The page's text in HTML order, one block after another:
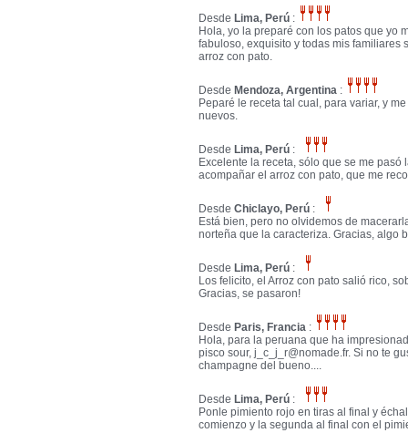
Desde Lima, Perú :
Hola, yo la preparé con los patos que yo
fabuloso, exquisito y todas mis familiares
arroz con pato.
Desde Mendoza, Argentina :
Peparé le receta tal cual, para variar, y
nuevos.
Desde Lima, Perú :
Excelente la receta, sólo que se me
acompañar el arroz con pato, que me
DesdeChiclayo, Perú :
Está bien, pero no olvidemos de
norteña que la caracteriza. Gracias, algo
Desde Lima, Perú :
Los felicito, el Arroz con pato salió rico,
Gracias, se pasaron!
Desde Paris, Francia :
Hola, para la peruana que ha
pisco sour,j_c_j_r@nomade.fr. Si no te
champagne del bueno....
Desde Lima, Perú :
Ponle pimiento rojo en tiras al final y
comienzo y la segunda al final con el